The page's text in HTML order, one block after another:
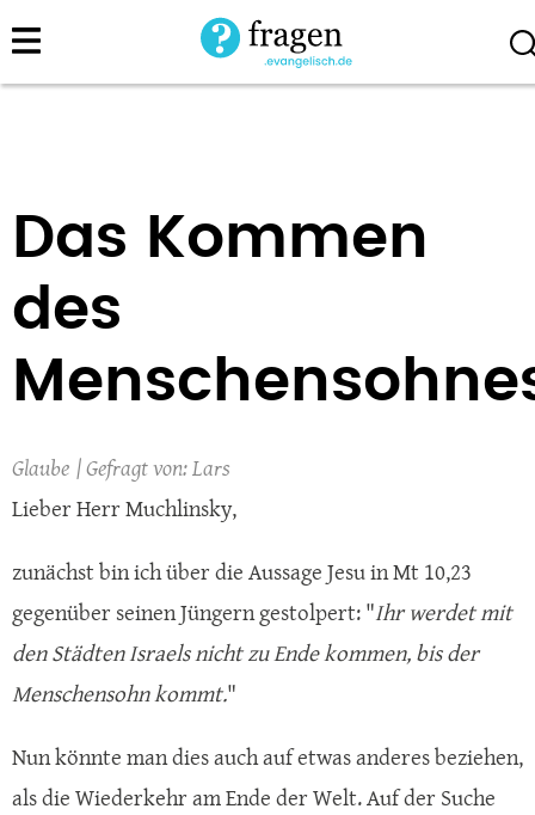
Direkt
zum
Das Kommen
des
Glaube
Lars
Lieber Herr Muchlinsky,
zunächst bin ich über die Aussage Jesu in Mt 10,23
gegenüber seinen Jüngern gestolpert: "Ihr werdet mit
den Städten Israels nicht zu Ende kommen, bis der
Menschensohn kommt."
Nun könnte man dies auch auf etwas anderes beziehen,
als die Wiederkehr am Ende der Welt. Auf der Suche